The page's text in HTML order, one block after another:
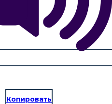
Копировать